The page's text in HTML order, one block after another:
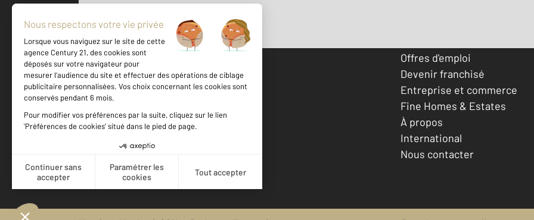
500 m ©Mappy
Votre agence est notée
Achat
Offres d'emploi
Devenir franchisé
Entreprise et commerce
Fine Homes & Estates
À propos
International
Nous contacter